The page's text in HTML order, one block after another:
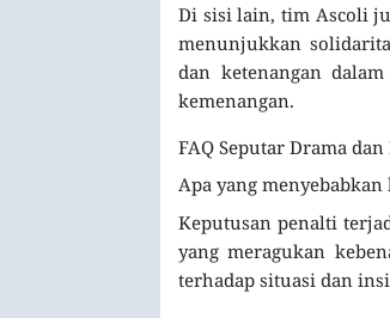
Di sisi lain, tim Ascoli
menunjukkan
dan ketenangan
kemenangan.
FAQ Seputar Drama
Apa yang
Keputusan penalti
yang meragukan
terhadap situasi dan